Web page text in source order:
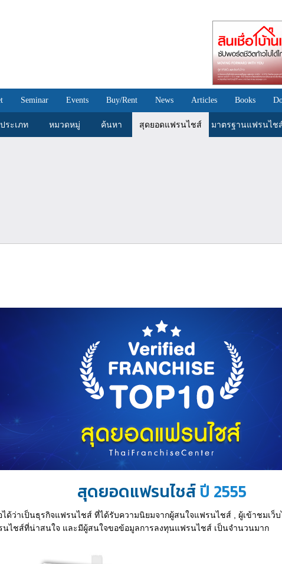
Seminar Events Buy/Rent News Articles Books
ประเภท หมวดหมู่ ค้นหา สุดยอดแฟรนไชส์ มาตรฐานแฟรนไช
สุดยอดแฟรนไชส์ปี 2555
ได้ว่าเป็นธุรกิจแฟรนไชส์ ที่ได้รับความนิยมจากผู้สนใจแฟรนไชส์ , ผู้เข้าชมเว็
นไชส์ที่น่าสนใจ และมีผู้สนใจขอข้อมูลการลงทุนแฟรนไชส์ เป็นจำนวนมาก